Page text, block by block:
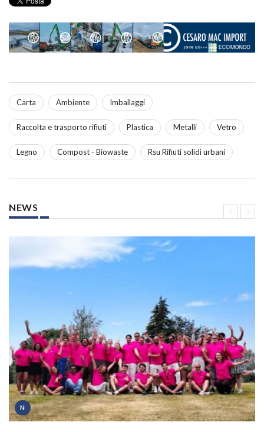
Carta Ambiente Imballaggi
Raccolta e trasporto rifiuti Plastica Metalli Vetro
Legno Compost - Biowaste Rsu Rifiuti solidi urbani
NEWS
N